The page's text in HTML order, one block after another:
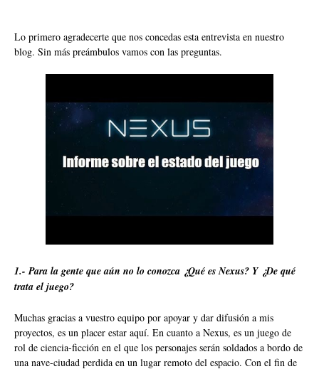
Lo primero agradecerte que nos concedas esta entrevista en nuestro
blog. Sin más preámbulos vamos con las preguntas.
1.- Para la gente que aún no lo conozca ¿Qué es Nexus? Y ¿De qué
trata el juego?
Muchas gracias a vuestro equipo por apoyar y dar difusión a mis
proyectos, es un placer estar aquí. En cuanto a Nexus, es un juego de
rol de ciencia-ficción en el que los personajes serán soldados a bordo de
una nave-ciudad perdida en un lugar remoto del espacio. Con el fin de